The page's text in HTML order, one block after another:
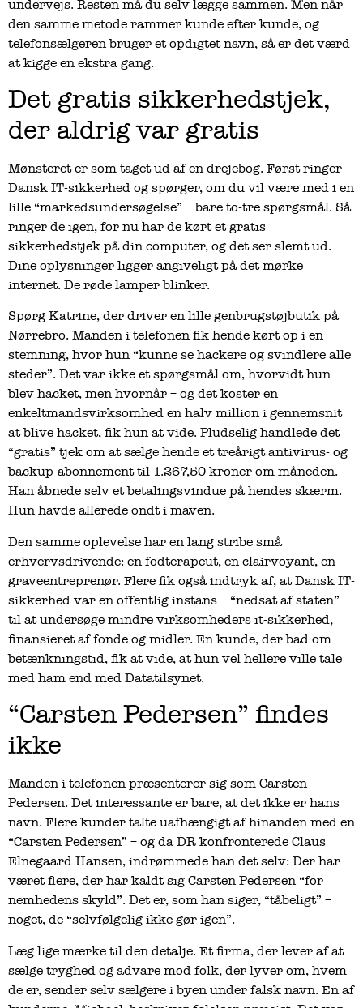
undervejs. Resten må du selv lægge sammen. Men når
den samme metode rammer kunde efter kunde, og
telefonsælgeren bruger et opdigtet navn, så er det værd
at kigge en ekstra gang.
Det gratis sikkerhedstjek,
der aldrig var gratis
Mønsteret er som taget ud af en drejebog. Først ringer
Dansk IT-sikkerhed og spørger, om du vil være med i en
lille “markedsundersøgelse” – bare to-tre spørgsmål. Så
ringer de igen, for nu har de kørt et gratis
sikkerhedstjek på din computer, og det ser slemt ud.
Dine oplysninger ligger angiveligt på det mørke
internet. De røde lamper blinker.
Spørg Katrine, der driver en lille genbrugstøjbutik på
Nørrebro. Manden i telefonen fik hende kørt op i en
stemning, hvor hun “kunne se hackere og svindlere alle
steder”. Det var ikke et spørgsmål om, hvorvidt hun
blev hacket, men hvornår – og det koster en
enkeltmandsvirksomhed en halv million i gennemsnit
at blive hacket, fik hun at vide. Pludselig handlede det
“gratis” tjek om at sælge hende et treårigt antivirus- og
backup-abonnement til 1.267,50 kroner om måneden.
Han åbnede selv et betalingsvindue på hendes skærm.
Hun havde allerede ondt i maven.
Den samme oplevelse har en lang stribe små
erhvervsdrivende: en fodterapeut, en clairvoyant, en
graveentreprenør. Flere fik også indtryk af, at Dansk IT-
sikkerhed var en offentlig instans – “nedsat af staten”
til at undersøge mindre virksomheders it-sikkerhed,
finansieret af fonde og midler. En kunde, der bad om
betænkningstid, fik at vide, at hun vel hellere ville tale
med ham end med Datatilsynet.
“Carsten Pedersen” findes
ikke
Manden i telefonen præsenterer sig som Carsten
Pedersen. Det interessante er bare, at det ikke er hans
navn. Flere kunder talte uafhængigt af hinanden med en
“Carsten Pedersen” – og da DR konfronterede Claus
Elnegaard Hansen, indrømmede han det selv: Der har
været flere, der har kaldt sig Carsten Pedersen “for
nemhedens skyld”. Det er, som han siger, “tåbeligt” –
noget, de “selvfølgelig ikke gør igen”.
Læg lige mærke til den detalje. Et firma, der lever af at
sælge tryghed og advare mod folk, der lyver om, hvem
de er, sender selv sælgere i byen under falsk navn. En af